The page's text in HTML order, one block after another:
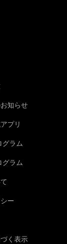
知らせ
プリ
グラム
グラム
ー
く表示